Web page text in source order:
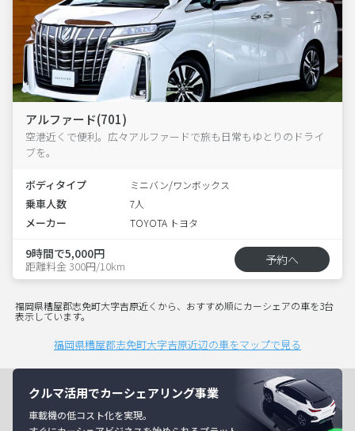
アルファード(701)
空港近くで便利。広々アルファードで旅も日常もゆとりのドライ
ブを。
ボディタイプ ミニバン/ワンボックス
乗車人数 7人
メーカー TOYOTA トヨタ
9時間で5,000円
距離料金 300円/10km 予約へ
福岡県糟屋郡志免町大字吉原近くから、おすすめ順にカーシェアの車を3台
表示しています。
福岡県糟屋郡志免町大字吉原近辺の車をマップで見る
クルマ活用でカーシェアリング事業
車載機の低コスト化を実現。